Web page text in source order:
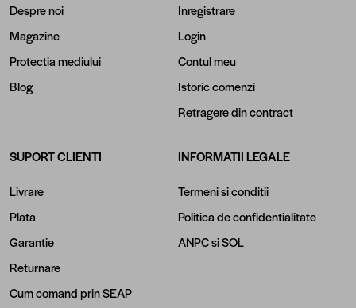
Despre noi
Magazine
Protectia mediului
Blog
Inregistrare
Login
Contul meu
Istoric comenzi
Retragere din contract
SUPORT CLIENTI
Livrare
Plata
Garantie
Returnare
Cum comand prin SEAP
INFORMATII LEGALE
Termeni si conditii
Politica de confidentialitate
ANPCsiSOL